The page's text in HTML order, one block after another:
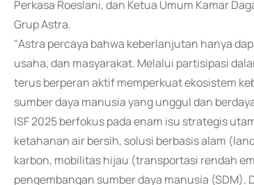
Perkasa Roeslani, dan Ketua Umum Kamar
Grup Astra.
"Astra percaya bahwa keberlanjutan hanya
usaha, dan masyarakat. Melalui partisipasi
terus berperan aktif memperkuat ekosistem
sumber daya manusia yang unggul dan
ISF 2025 berfokus pada enam isu strategis
ketahanan air bersih, solusi berbasis alam
karbon, mobilitas hijau (transportasi rendah
pengembangan sumber daya manusia